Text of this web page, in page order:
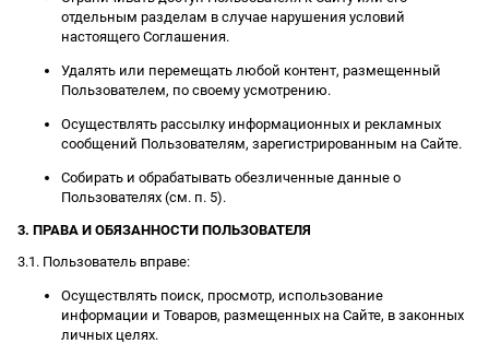
отдельным разделам в случае нарушения условий
настоящего Соглашения.
Удалять или перемещать любой контент, размещенный
Пользователем, по своему усмотрению.
Осуществлять рассылку информационных и рекламных
сообщений Пользователям, зарегистрированным на Сайте.
Собирать и обрабатывать обезличенные данные о
Пользователях (см. п. 5).
3. ПРАВА И ОБЯЗАННОСТИ ПОЛЬЗОВАТЕЛЯ
3.1. Пользователь вправе:
Осуществлять поиск, просмотр, использование
информации и Товаров, размещенных на Сайте, в законных
личных целях.